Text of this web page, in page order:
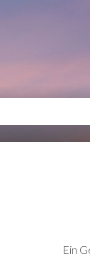
Ein